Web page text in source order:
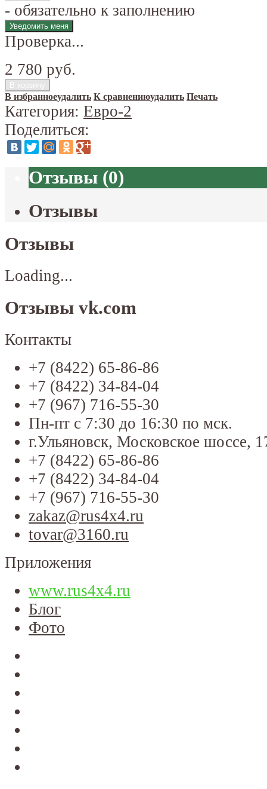
- обязательно к заполнению
Проверка...
2 780 руб.
В избранноеудалить К сравнениюудалить Печать
Категория: Евро-2
Поделиться:
Отзывы (0)
Отзывы
Отзывы
Loading...
Отзывы vk.com
Контакты
+7 (8422) 65-86-86
+7 (8422) 34-84-04
+7 (967) 716-55-30
Пн-пт с 7:30 до 16:30 по мск.
г.Ульяновск, Московское шоссе,
+7 (8422) 65-86-86
+7 (8422) 34-84-04
+7 (967) 716-55-30
zakaz@rus4x4.ru
tovar@3160.ru
Приложения
www.rus4x4.ru
Блог
Фото